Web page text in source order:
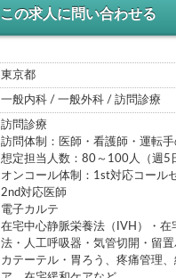
この求人に問い合わせる
東京都
一般内科 / 一般外科 / 訪問診療
訪問診療
訪問体制：医師・看護師・運転手
想定担当人数：80～100人（週5
オンコール体制：1st対応コール
2nd対応医師
電子カルテ
在宅中心静脈栄養法（IVH）・在
法・人工呼吸器・気管切開・留
カテーテル・胃ろう、疼痛管理